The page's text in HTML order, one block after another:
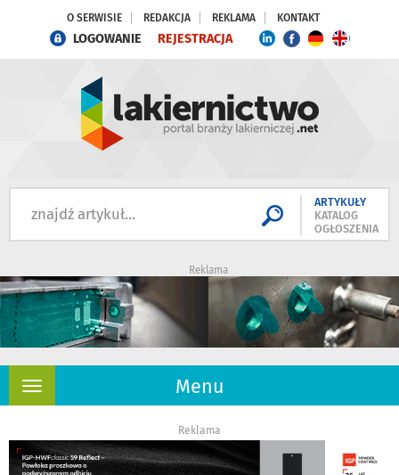
O SERWISIE REDAKCJA REKLAMA KONTAKT
LOGOWANIE REJESTRACJA
ARTYKUŁY
KATALOG
OGŁOSZENIA
Reklama
Menu
Rozwiń
Reklama